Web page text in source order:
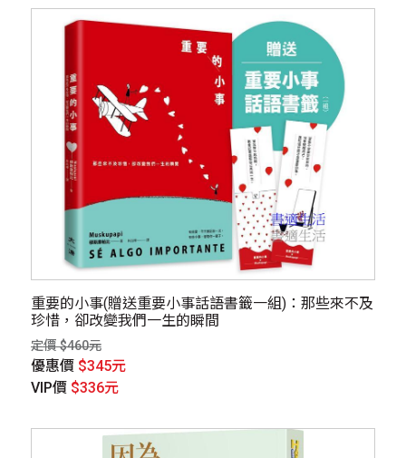
重要的小事(贈送重要小事話語書籤一組)：那些來不及
珍惜，卻改變我們一生的瞬間
定價 $460元
優惠價 $345元
VIP價 $336元